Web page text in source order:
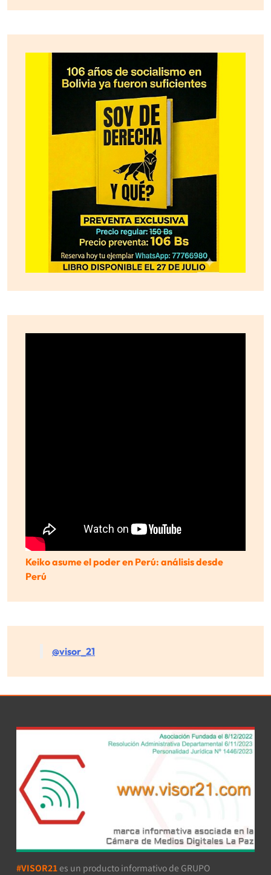
Keiko asume el poder en Perú: análisis desde
Perú
@visor_21
#VISOR21 es un producto informativo de GRUPO